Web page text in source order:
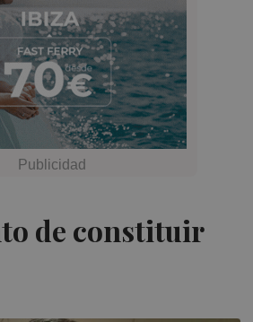
de constituir